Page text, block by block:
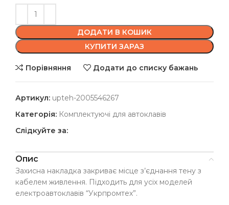
ДОДАТИ В КОШИК
КУПИТИ ЗАРАЗ
Порівняння Додати до списку бажань
Артикул: upteh-2005546267
Категорія: Комплектуючі для автоклавів
Слідкуйте за:
Опис
Захисна накладка закриває місце з’єднання тену з
кабелем живлення. Підходить для усіх моделей
електроавтоклавів “Укрпромтех”.